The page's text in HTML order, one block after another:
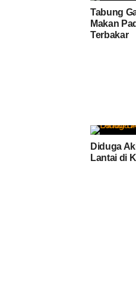
Tabung
Makan
Terbakar
Diduga
Lantai di